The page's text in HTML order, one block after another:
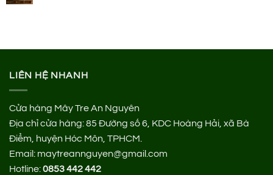
LIÊN HỆ NHANH
Cửa hàng Mây Tre An Nguyên
Địa chỉ cửa hàng:85 Đường số 6, KDC Hoàng Hải, xã Bà
Điểm, huyện Hóc Môn, TPHCM.
Email: maytreannguyen@gmail.com
Hotline:0853 442 442